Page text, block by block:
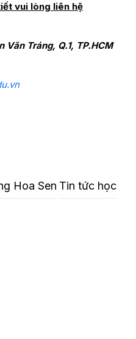
vui lòng liên hệ
Văn Tráng, Q.1, TP.HCM
Hoa Sen Tin tức học